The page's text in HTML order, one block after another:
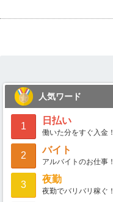
人気ワード
1
日払い
働いた分をすぐ入金！
2
バイト
アルバイトのお仕事！
3
夜勤
夜勤でバリバリ稼ぐ！